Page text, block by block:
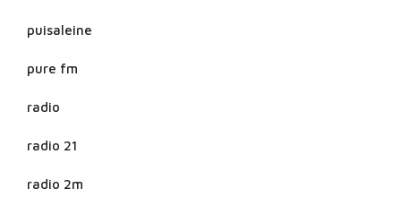
puisaleine
pure fm
radio
radio 21
radio 2m